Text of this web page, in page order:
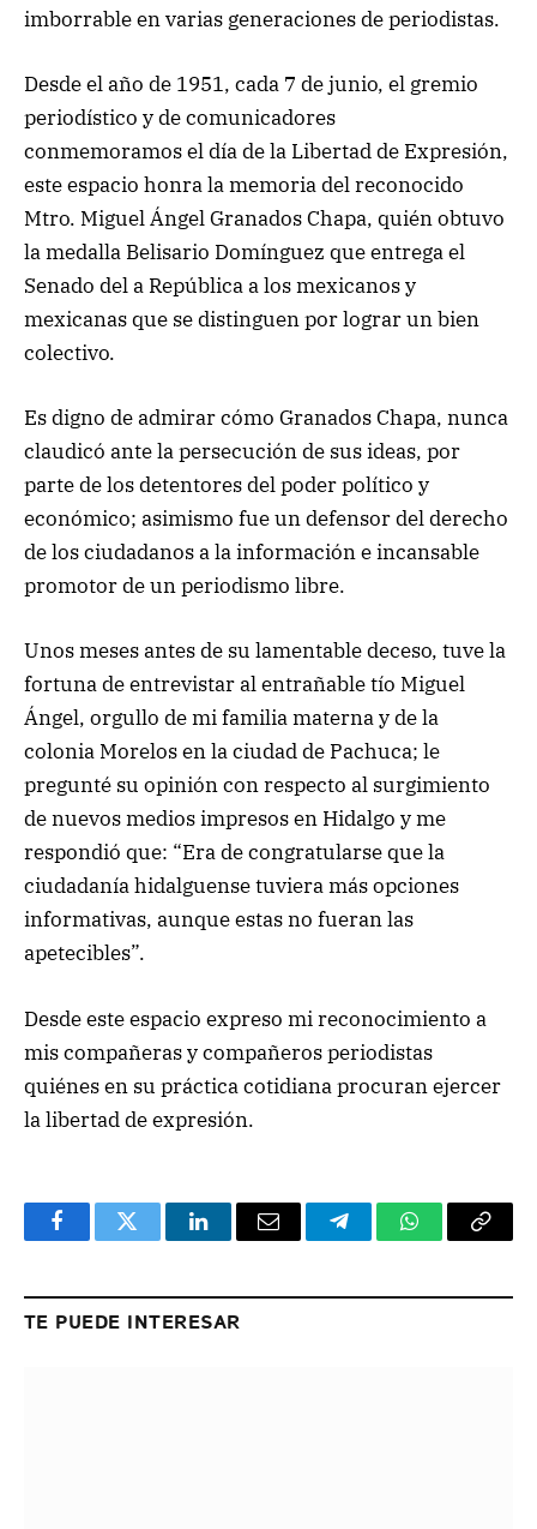
imborrable en varias generaciones de periodistas.
Desde el año de 1951, cada 7 de junio, el gremio
periodístico y de comunicadores
conmemoramos el día de la Libertad de Expresión,
este espacio honra la memoria del reconocido
Mtro. Miguel Ángel Granados Chapa, quién obtuvo
la medalla Belisario Domínguez que entrega el
Senado del a República a los mexicanos y
mexicanas que se distinguen por lograr un bien
colectivo.
Es digno de admirar cómo Granados Chapa, nunca
claudicó ante la persecución de sus ideas, por
parte de los detentores del poder político y
económico; asimismo fue un defensor del derecho
de los ciudadanos a la información e incansable
promotor de un periodismo libre.
Unos meses antes de su lamentable deceso, tuve la
fortuna de entrevistar al entrañable tío Miguel
Ángel, orgullo de mi familia materna y de la
colonia Morelos en la ciudad de Pachuca; le
pregunté su opinión con respecto al surgimiento
de nuevos medios impresos en Hidalgo y me
respondió que: “Era de congratularse que la
ciudadanía hidalguense tuviera más opciones
informativas, aunque estas no fueran las
apetecibles”.
Desde este espacio expreso mi reconocimiento a
mis compañeras y compañeros periodistas
quiénes en su práctica cotidianaprocuran ejercer
la libertad de expresión.
FacebookTwitter LinkedInEmail TelegramWhatsApp
Copy
TE PUEDE INTERESAR